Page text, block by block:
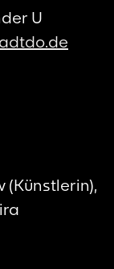
U
(Künstlerin),